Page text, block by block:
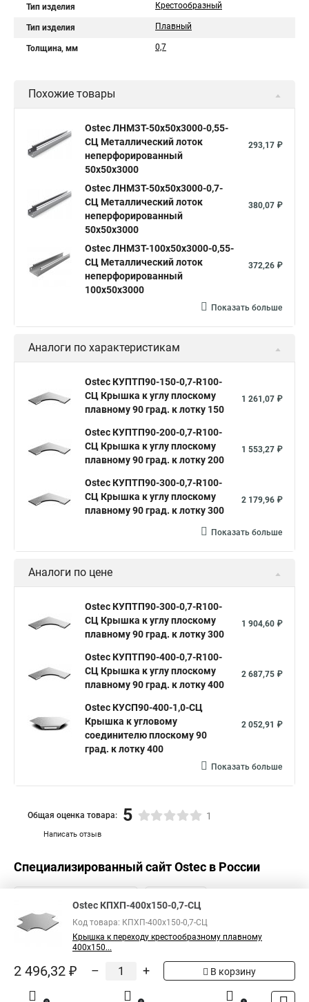
Тип изделия Крестообразный
Тип изделия Плавный
Толщина, мм 0,7
Похожие товары
Ostec ЛНМЗТ-50х50х3000-0,55-
СЦ Металлический лоток
неперфорированный
50х50х3000
293,17 ₽
Ostec ЛНМЗТ-50х50х3000-0,7-
СЦ Металлический лоток
неперфорированный
50х50х3000
380,07 ₽
Ostec ЛНМЗТ-100х50х3000-0,55-
СЦ Металлический лоток
неперфорированный
100х50х3000
372,26 ₽
Показать больше
Аналоги по характеристикам
Ostec КУПТП90-150-0,7-R100-
СЦ Крышка к углу плоскому
плавному 90 град. к лотку 150
1 261,07 ₽
Ostec КУПТП90-200-0,7-R100-
СЦ Крышка к углу плоскому
плавному 90 град. к лотку 200
1 553,27 ₽
Ostec КУПТП90-300-0,7-R100-
СЦ Крышка к углу плоскому
плавному 90 град. к лотку 300
2 179,96 ₽
Показать больше
Аналоги по цене
Ostec КУПТП90-300-0,7-R100-
СЦ Крышка к углу плоскому
плавному 90 град. к лотку 300
1 904,60 ₽
Ostec КУПТП90-400-0,7-R100-
СЦ Крышка к углу плоскому
плавному 90 град. к лотку 400
2 687,75 ₽
Ostec КУСП90-400-1,0-СЦ
Крышка к угловому
соединителю плоскому 90
град. к лотку 400
2 052,91 ₽
Показать больше
Написать отзыв
Общая оценка товара: 5 1
Специализированный сайтOstec в России
Ostec КПХП-400х150-0,7-СЦ
Код товара: КПХП-400х150-0,7-СЦ
Крышка к переходу крестообразному плавному
400х150...
2 496,32 ₽ – + В корзину